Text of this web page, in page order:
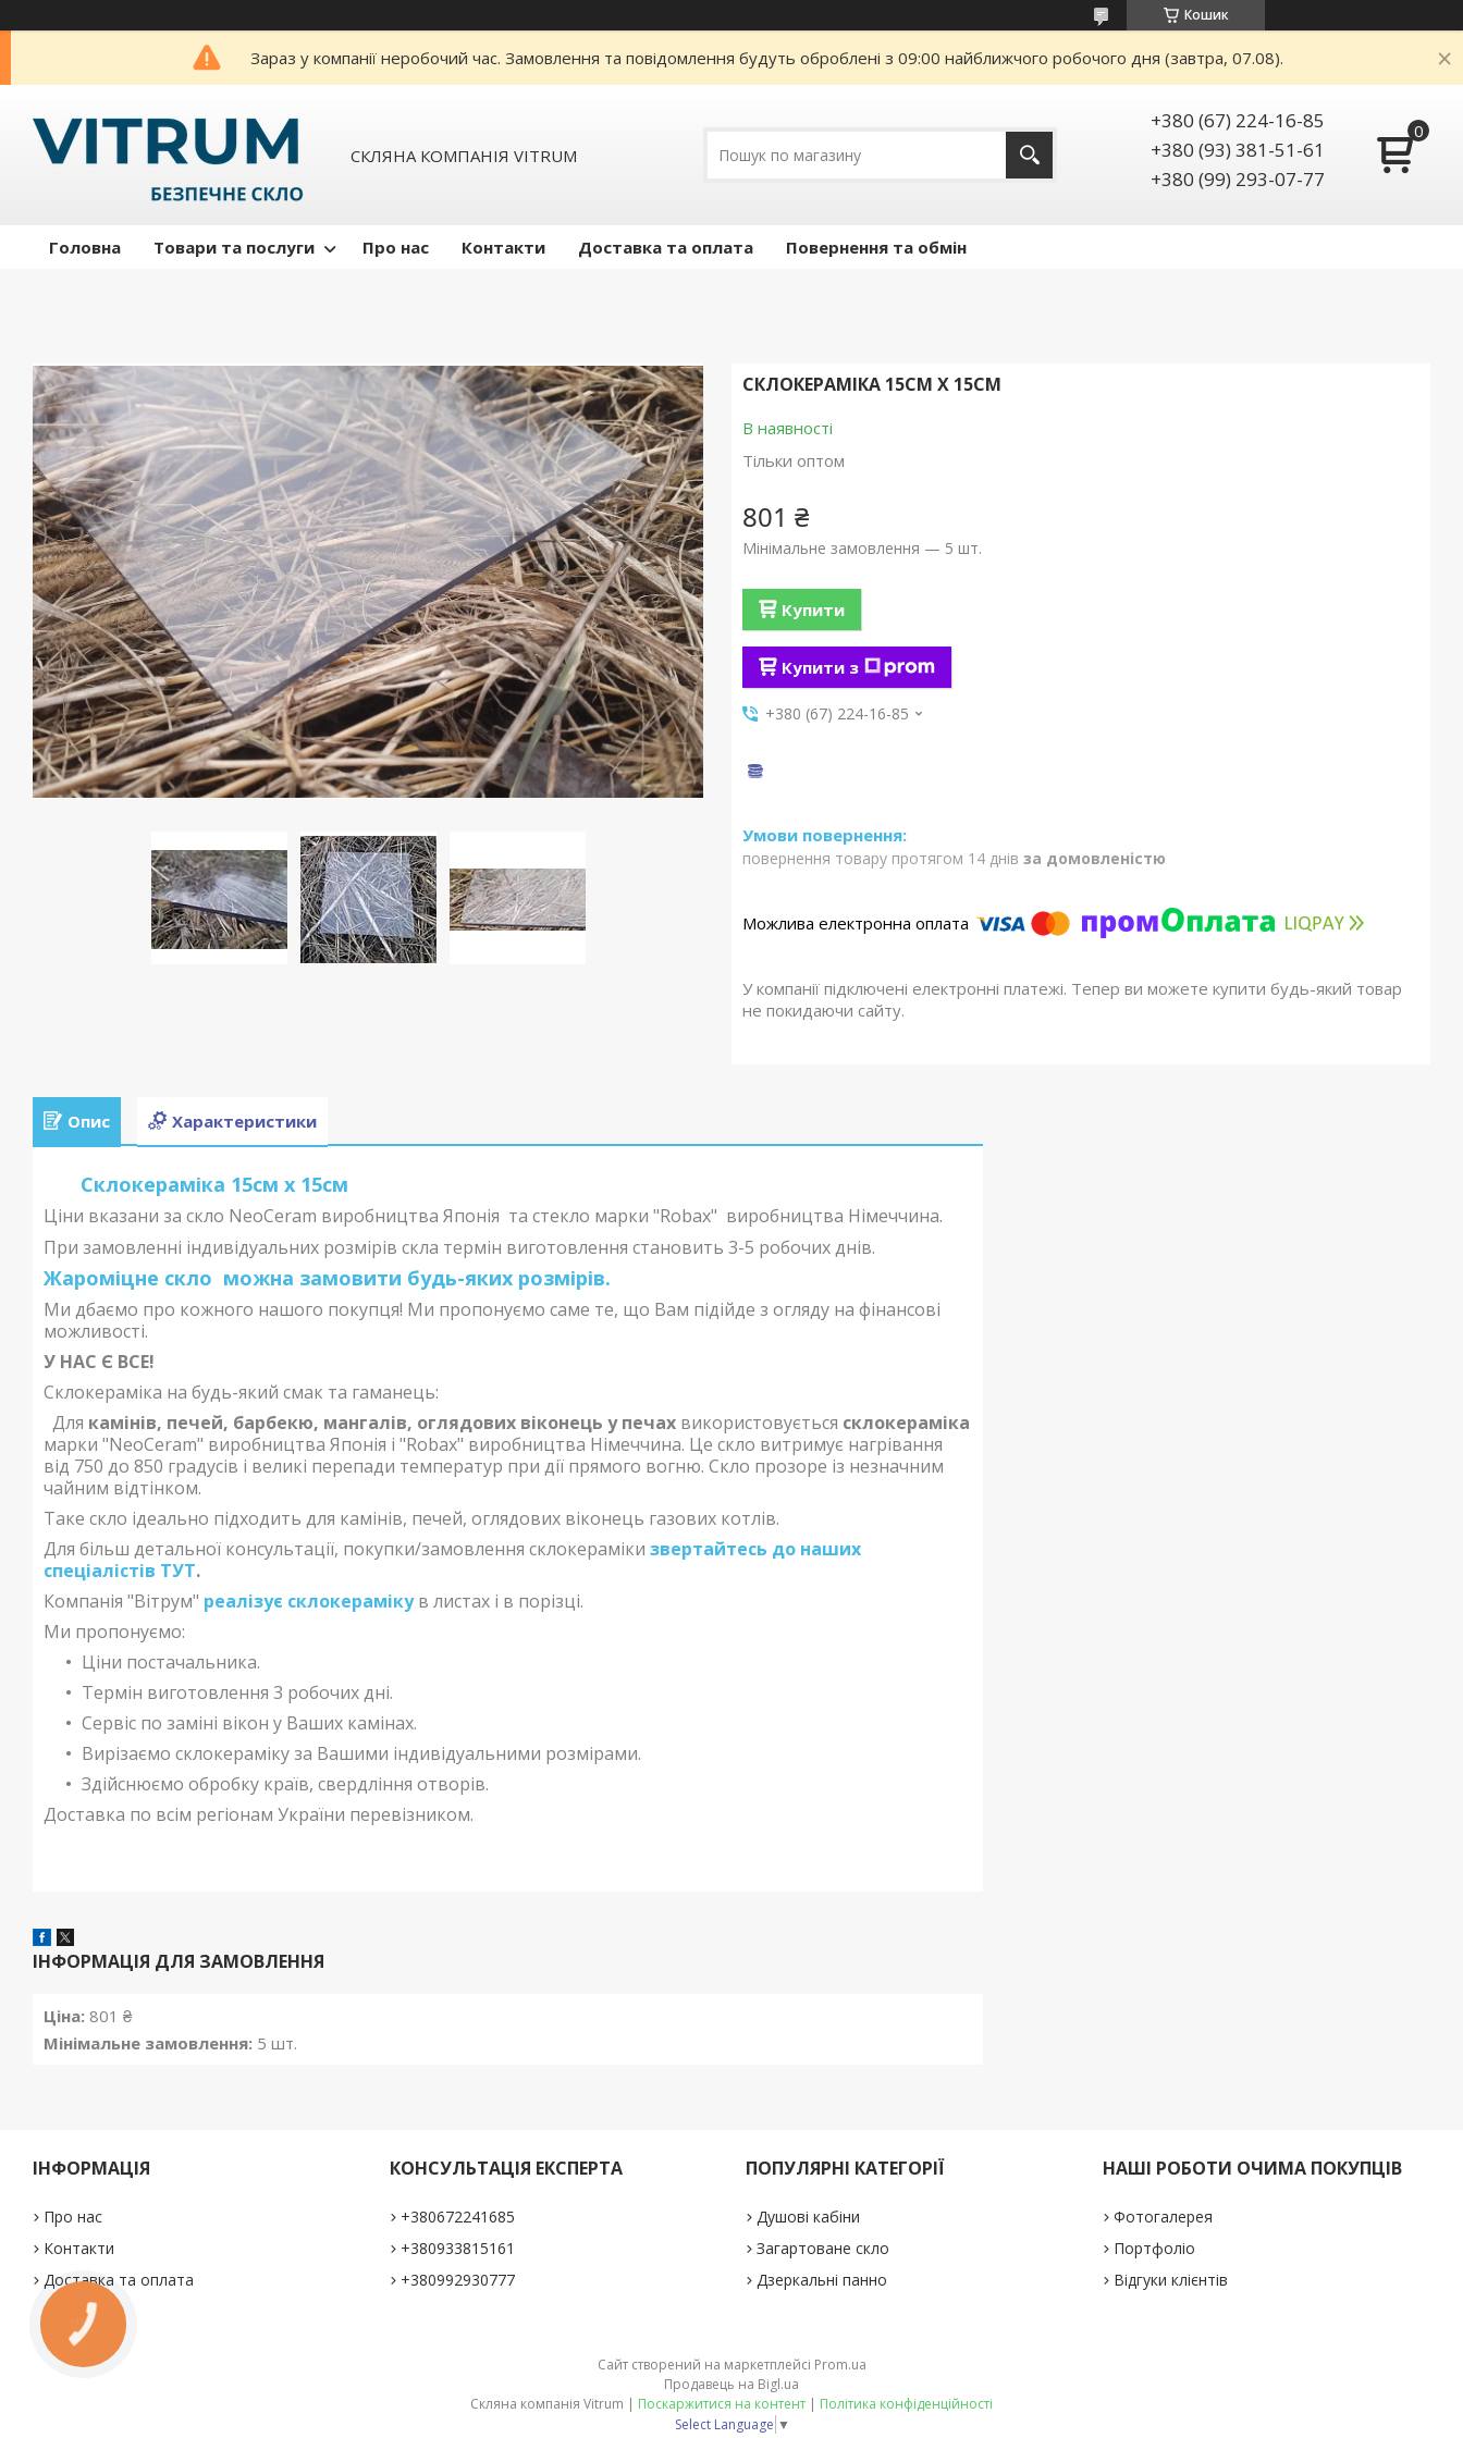
Кошик
Зараз у компанії неробочий час. Замовлення та повідомлення будуть оброблені з 09:00 найближчого робочого дня (завтра, 07.08).
СКЛЯНА КОМПАНІЯ VITRUM
+380 (67) 224-16-85
+380 (93) 381-51-61
+380 (99) 293-07-77
Головна Товари та послуги Про нас Контакти Доставка та оплата Повернення та обмін
СКЛОКЕРАМІКА 15СМ Х 15СМ
В наявності
Тільки оптом
801 ₴
Мінімальне замовлення — 5 шт.
Купити
Купити з
+380 (67) 224-16-85
повернення товару протягом 14 днів за домовленістю
У компанії підключені електронні платежі. Тепер ви можете купити будь-який товар
не покидаючи сайту.
Опис Характеристики
Склокераміка 15см х 15см
Ціни вказани за скло NeoCeram виробництва Японія та стекло марки "Robax" виробництва Німеччина.
При замовленні індивідуальних розмірів скла термін виготовлення становить 3-5 робочих днів.
Жароміцне скло можна замовити будь-яких розмірів.
Ми дбаємо про кожного нашого покупця! Ми пропонуємо саме те, що Вам підійде з огляду на фінансові
можливості.
У НАС Є ВСЕ!
Склокераміка на будь-який смак та гаманець:
Для камінів, печей, барбекю, мангалів, оглядових віконець у печах використовується склокераміка
марки "NeoCeram" виробництва Японія і "Robax" виробництва Німеччина. Це скло витримує нагрівання
від 750 до 850 градусів і великі перепади температур при дії прямого вогню. Скло прозоре із незначним
чайним відтінком.
Таке скло ідеально підходить для камінів, печей, оглядових віконець газових котлів.
Для більш детальної консультації, покупки/замовлення склокераміки звертайтесь до наших
спеціалістів ТУТ.
Компанія "Вітрум" реалізує склокерамікув листах і в порізці.
Ми пропонуємо:
Ціни постачальника.
Термін виготовлення 3 робочих дні.
Сервіс по заміні вікон у Ваших камінах.
Вирізаємо склокераміку за Вашими індивідуальними розмірами.
Здійснюємо обробку країв, свердління отворів.
Доставка по всім регіонам України перевізником.
ІНФОРМАЦІЯ ДЛЯ ЗАМОВЛЕННЯ
Ціна: 801 ₴
Мінімальне замовлення: 5 шт.
ІНФОРМАЦІЯ
Про нас
Контакти
Доставка та оплата
КОНСУЛЬТАЦІЯ ЕКСПЕРТА
+380672241685
+380933815161
+380992930777
ПОПУЛЯРНІ КАТЕГОРІЇ
Душові кабіни
Загартоване скло
Дзеркальні панно
НАШІ РОБОТИ ОЧИМА ПОКУПЦІВ
Фотогалерея
Портфоліо
Відгуки клієнтів
Сайт створений на маркетплейсі Prom.ua
Продавець на Bigl.ua
Поскаржитися на контент
Політика конфіденційності
Select Language ▼
КНОПКА
ЗВ'ЯЗКУ